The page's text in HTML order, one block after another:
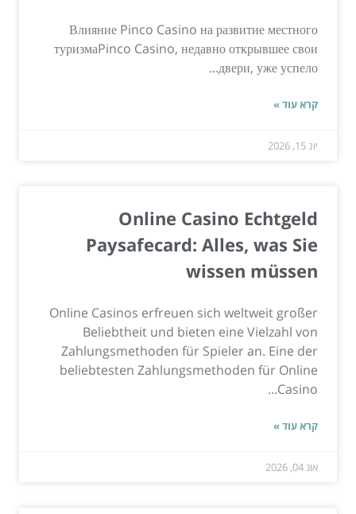
Влияние Pinco Casino на развитие местного
туризмаPinco Casino, недавно открывшее свои
двери, уже успело...
קרא עוד »
יונ 15, 2026
Online Casino Echtgeld
Paysafecard: Alles, was Sie
wissen müssen
Online Casinos erfreuen sich weltweit großer
Beliebtheit und bieten eine Vielzahl von
Zahlungsmethoden für Spieler an. Eine der
beliebtesten Zahlungsmethoden für Online
Casino...
קרא עוד »
אוג 04, 2026